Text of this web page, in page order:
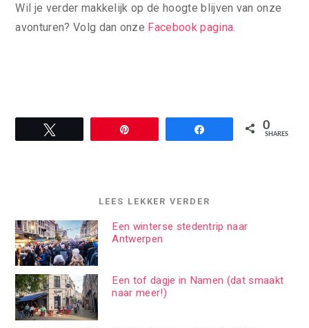
Wil je verder makkelijk op de hoogte blijven van onze
avonturen? Volg dan onze Facebook pagina
0
SHARES
LEES LEKKER VERDER
Een winterse stedentrip naar
Antwerpen
Een tof dagje in Namen (dat smaakt
naar meer!)